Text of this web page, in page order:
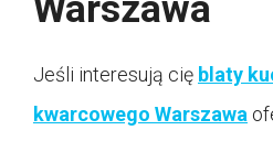
Warszawa
Jeśli interesują cię blaty
kwarcowego Warszawa